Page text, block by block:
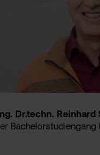
Dr.techn. Reinhard
Bachelorstudiengang